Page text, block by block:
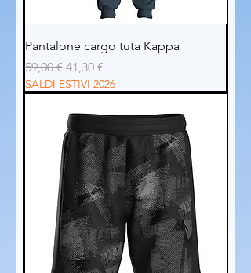
Pantalone cargo tuta Kappa
Prezzo regolare
59,00 € Prezzo scontato
41,30 €
SALDI ESTIVI 2026